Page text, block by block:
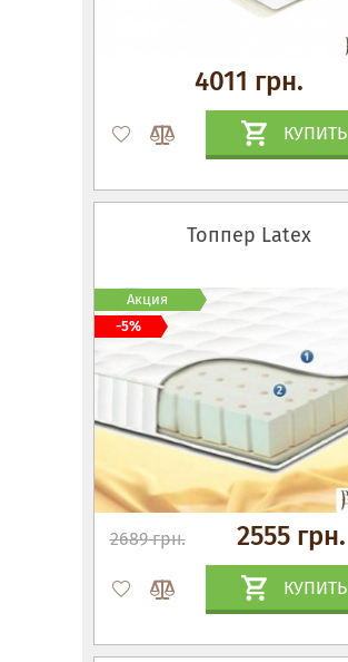
4011 грн.
КУПИТЬ
Топпер Latex
2689 грн. 2555 грн.
КУПИТЬ
Акция
-5%